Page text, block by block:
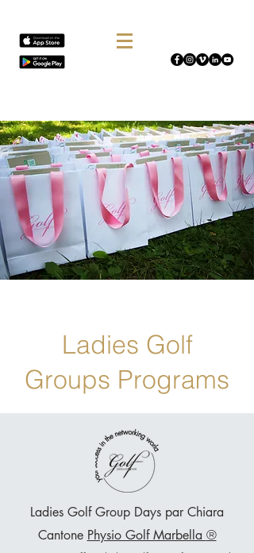
Ladies Golf
Groups Programs
Ladies Golf Group Days par Chiara
Cantone Physio Golf Marbella ®